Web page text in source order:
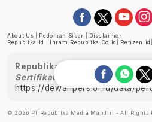
About Us Pedoman Siber
Disclaimer
Republika.id
Ihram.republika.co.id Retizen.id
Republika telah diverifikasi
Sertifikat Nomor 1058/DP-
https://dewanpers.or.id/data/
© 2026 PT Republika Media Mandiri - All Rights